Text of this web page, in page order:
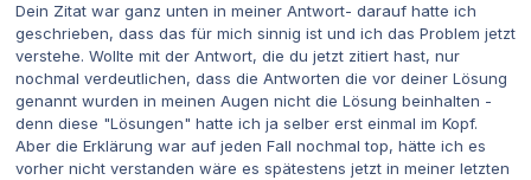
Dein Zitat war ganz unten in meiner Antwort- darauf hatte ich
geschrieben, dass das für mich sinnig ist und ich das Problem jetzt
verstehe. Wollte mit der Antwort, die du jetzt zitiert hast, nur
nochmal verdeutlichen, dass die Antworten die vor deiner Lösung
genannt wurden in meinen Augen nicht die Lösung beinhalten -
denn diese "Lösungen" hatte ich ja selber erst einmal im Kopf.
Aber die Erklärung war auf jeden Fall nochmal top, hätte ich es
vorher nicht verstanden wäre es spätestens jetzt in meiner letzten